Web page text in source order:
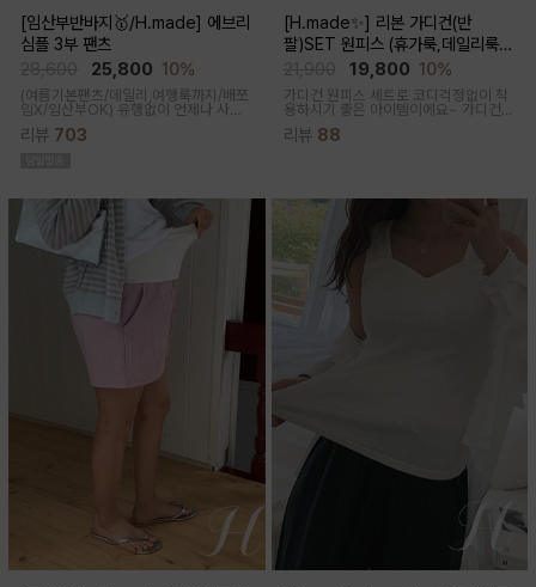
[임산부반바지🥇/H.made] 에브리
심플 3부 팬츠
25,800 10%
(여름기본팬츠/데일리,여행룩까지/배쪼
임X/임산부OK) 유행없이 언제나 사랑
받는 BASIC! 심플하고 베이직한 디자
인이라유행 걱정 없이 매 시즌마다꺼내
리뷰 703
[H.made✨] 리본 가디건(반
팔)SET 원피스 (휴가룩,데일리룩/
체형완벽커버/임산부,출산후 누구나
OK)
19,800 10%
가디건 원피스 세트로 코디걱정없이 착
용하시기 좋은 아이템이에요~ 가디건
꾸안꾸룩으로 활용하기 좋아요
리뷰 88